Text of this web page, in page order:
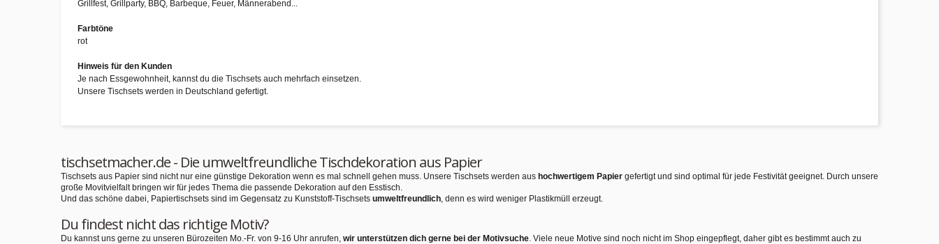
Grillfest, Grillparty, BBQ, Barbeque, Feuer, Männerabend...
Farbtöne
rot
Hinweis für den Kunden
Je nach Essgewohnheit, kannst du die Tischsets auch mehrfach einsetzen.
Unsere Tischsets werden in Deutschland gefertigt.
tischsetmacher.de - Die umweltfreundliche Tischdekoration aus Papier
Tischsets aus Papier sind nicht nur eine günstige Dekoration wenn es mal schnell gehen muss. Unsere Tischsets werden aus hochwertigem Papier gefertigt und sind optimal für jede Festivität geeignet. Durch unsere
große Movitvielfalt bringen wir für jedes Thema die passende Dekoration auf den Esstisch.
Und das schöne dabei, Papiertischsets sind im Gegensatz zu Kunststoff-Tischsets umweltfreundlich, denn es wird weniger Plastikmüll erzeugt.
Du findest nicht das richtige Motiv?
Du kannst uns gerne zu unseren Bürozeiten Mo.-Fr. von 9-16 Uhr anrufen, wir unterstützen dich gerne bei der Motivsuche. Viele neue Motive sind noch nicht im Shop eingepflegt, daher gibt es bestimmt auch zu